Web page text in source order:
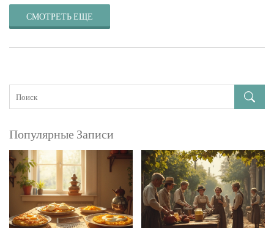
полезнее без лишних жертв.
СМОТРЕТЬ ЕЩЕ
Популярные Записи